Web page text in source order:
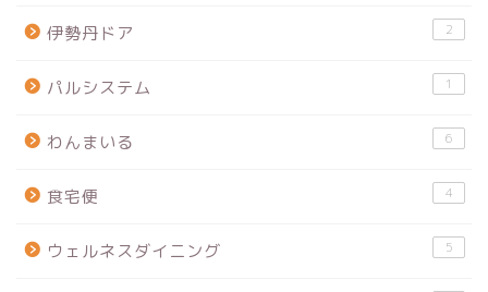
伊勢丹ドア 2
パルシステム 1
わんまいる 6
食宅便 4
ウェルネスダイニング 5